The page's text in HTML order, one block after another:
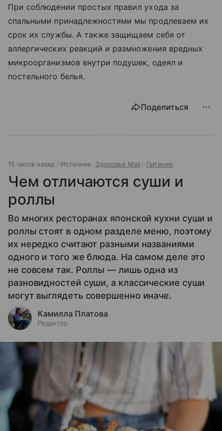
При соблюдении простых правил ухода за
спальными принадлежностями мы продлеваем их
срок их службы. А также защищаем себя от
аллергических реакций и размножения вредных
микроорганизмов внутри подушек, одеял и
постельного белья.
Поделиться
15 часов назад Источник: Здоровье Mail Питание
Чем отличаются суши и
роллы
Во многих ресторанах японской кухни суши и
роллы стоят в одном разделе меню, поэтому
их нередко считают разными названиями
одного и того же блюда. На самом деле это
не совсем так. Роллы — лишь одна из
разновидностей суши, а классические суши
могут выглядеть совершенно иначе.
Камилла Платова
Редактор